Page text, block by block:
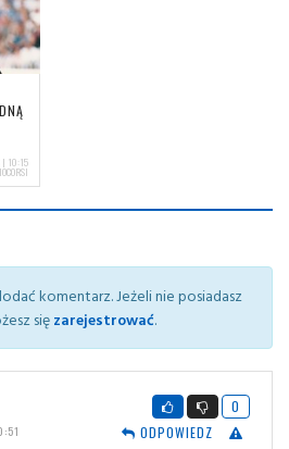
| 10:15
komentarz. Jeżeli nie posiadasz
sięzarejestrować.
0
ODPOWIEDZ